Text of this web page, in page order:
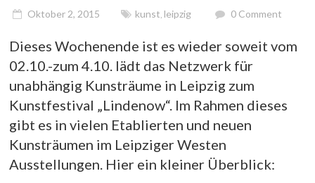
Oktober 2, 2015 kunst, leipzig 0 Comment
Dieses Wochenende ist es wieder soweit vom
02.10.-zum 4.10. lädt das Netzwerk für
unabhängig Kunsträume in Leipzig zum
Kunstfestival „Lindenow“. Im Rahmen dieses
gibt es in vielen Etablierten und neuen
Kunsträumen im Leipziger Westen
Ausstellungen. Hier ein kleiner Überblick: